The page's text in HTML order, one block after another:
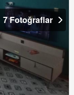
7 Fotoğraflar